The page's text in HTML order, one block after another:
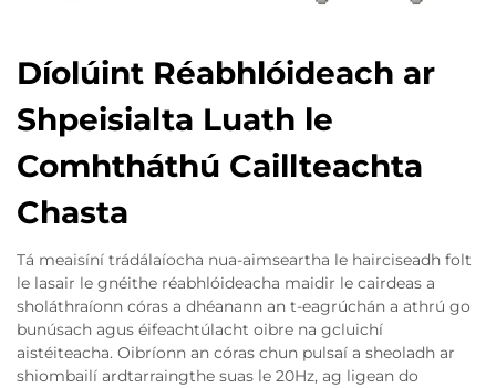
Díolúint Réabhlóideach ar
Shpeisialta Luath le
Comhtháthú Caillteachta
Chasta
Tá meaisíní trádálaíocha nua-aimseartha le hairciseadh folt
le lasair le gnéithe réabhlóideacha maidir le cairdeas a
sholáthraíonn córas a dhéanann an t-eagrúchán a athrú go
bunúsach agus éifeachtúlacht oibre na gcluichí
aistéiteacha. Oibríonn an córas chun pulsaí a sheoladh ar
shiombailí ardtarraingthe suas le 20Hz, ag ligean do